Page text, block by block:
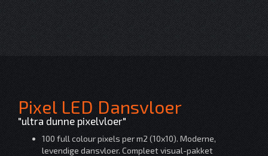
Pixel LED Dansvloer
"ultra dunne pixelvloer"
100 full colour pixels per m2 (10x10). Moderne,
levendige dansvloer. Compleet visual-pakket